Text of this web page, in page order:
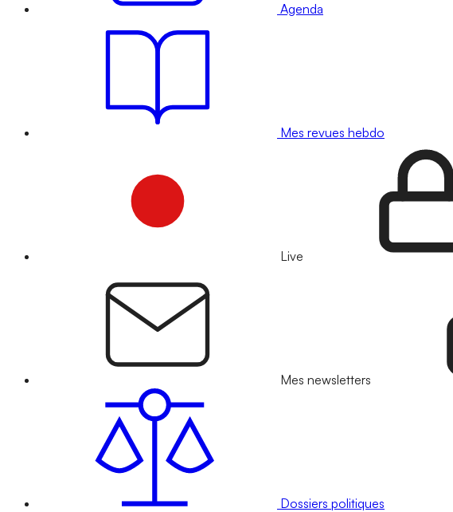
Agenda
Mes revues hebdo
Live
Mes newsletters
Dossiers politiques